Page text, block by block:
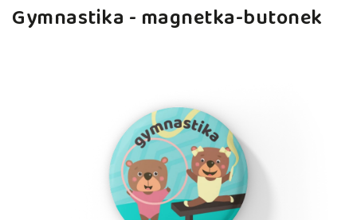
Gymnastika - magnetka-butonek